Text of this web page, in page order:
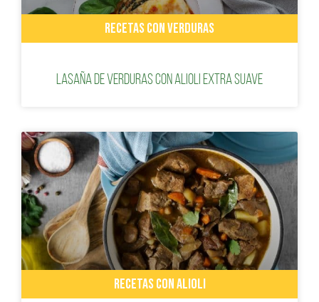
RECETAS CON VERDURAS
Lasaña de verduras con Alioli Extra Suave
RECETAS CON ALIOLI